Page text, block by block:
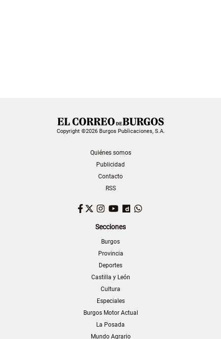
Copyright ©2026 Burgos Publicaciones, S.A.
Quiénes somos
Publicidad
Contacto
RSS
Facebook
TwitterInstagram
YouTubeDailymotion
Secciones
Burgos
Provincia
Deportes
Castilla y León
Cultura
Especiales
Burgos Motor Actual
La Posada
Mundo Agrario